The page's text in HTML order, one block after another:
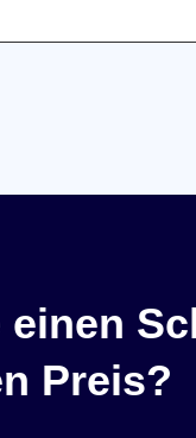
einen
Preis?